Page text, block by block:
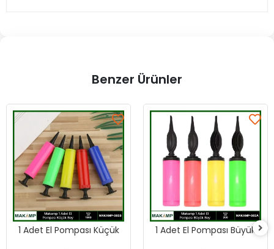
Benzer Ürünler
1 Adet El Pompası Küçük 1 Adet El Pompası Büyük